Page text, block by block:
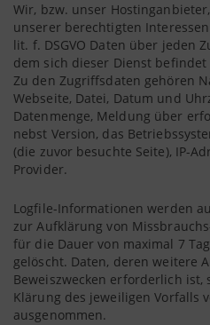
Wir, bzw. unser
unserer berechtigten
lit. f. DSGVO Daten über jeden
dem sich dieser Dienst
Zu den Zugriffsdaten gehören
Webseite, Datei, Datum und
Datenmenge, Meldung über
nebst Version, das
(die zuvor besuchte Seite), IP-
Provider.
Logfile-Informationen werden
zur Aufklärung von
für die Dauer von maximal 7
gelöscht. Daten, deren weitere
Beweiszwecken erforderlich
Klärung des jeweiligen Vorfalls
ausgenommen.